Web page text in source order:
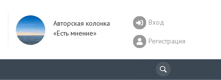
Авторская колонка
«Есть мнение»
Вход
Регистрация